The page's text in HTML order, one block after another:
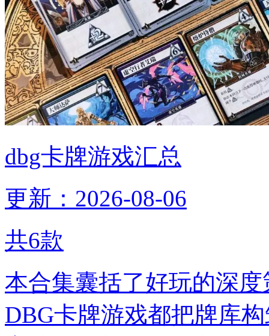
dbg卡牌游戏汇总
更新：2026-08-06
共6款
本合集囊括了好玩的深
DBG卡牌游戏都把牌库